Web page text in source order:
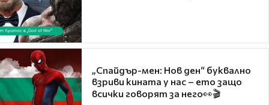
„Спайдър-мен: Нов ден“ буквално
взриви кината у нас – ето защо
всички говорят за него👀🎬